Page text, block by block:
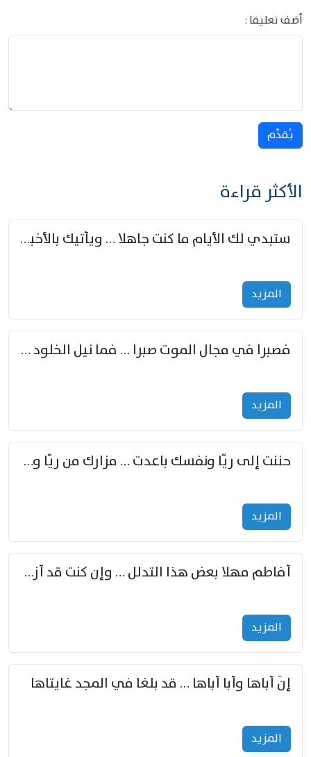
أضف تعليقا :
يُقدِّم
الأكثر قراءة
ستبدي لك الأيام ما كنت جاهلا … ويأتيك بالأخبار من لم تزوّد
المزید
فصبرا في مجال الموت صبرا … فما نيل الخلود بمستطاع
المزید
حننت إلى ريّا ونفسك باعدت … مزارك من ريّا وشعباكما معا
المزید
أفاطم مهلا بعض هذا التدلل … وإن كنت قد أزمعت صرمي فأجملي
المزید
إنّ أباها وأبا أباها … قد بلغا في المجد غايتاها
المزید